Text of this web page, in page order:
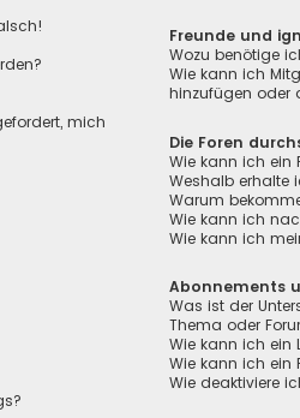
mich
Freunde und
Wozu benötige
Wie kann ich
hinzufügen oder
Die Foren
Wie kann ich ein
Weshalb erhalte
Warum
Wie kann ich
Wie kann ich
Abonnements
Was ist der
Thema oder
Wie kann ich ein
Wie kann ich ein
Wie deaktiviere